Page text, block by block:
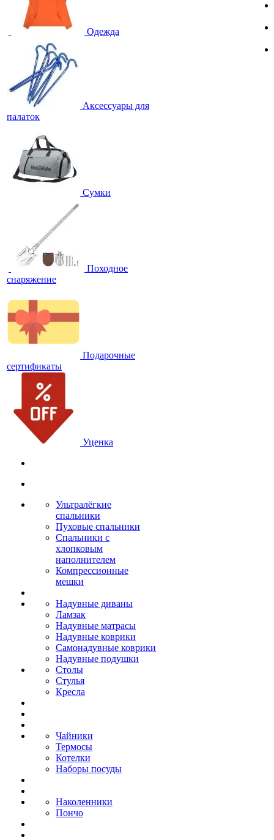
Одежда
Аксессуары для
палаток
Сумки
Походное
снаряжение
Подарочные
сертификаты
Уценка
Ультралёгкие
спальники
Пуховые спальники
Спальники с
хлопковым
наполнителем
Компрессионные
мешки
Надувные диваны
Ламзак
Надувные матрасы
Надувные коврики
Самонадувные коврики
Надувные подушки
Столы
Стулья
Кресла
Чайники
Термосы
Котелки
Наборы посуды
Наколенники
Пончо